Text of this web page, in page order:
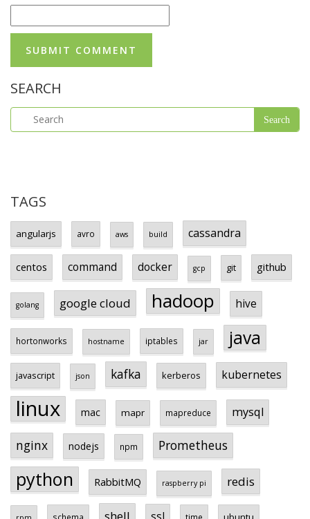
SEARCH
TAGS
angularjs avro aws build cassandra
centos command docker gcp git github
golang google cloud hadoop hive
hortonworks hostname iptables jar java
javascript json kafka kerberos kubernetes
linux mac mapr mapreduce mysql
nginx nodejs npm Prometheus
python RabbitMQ raspberry pi redis